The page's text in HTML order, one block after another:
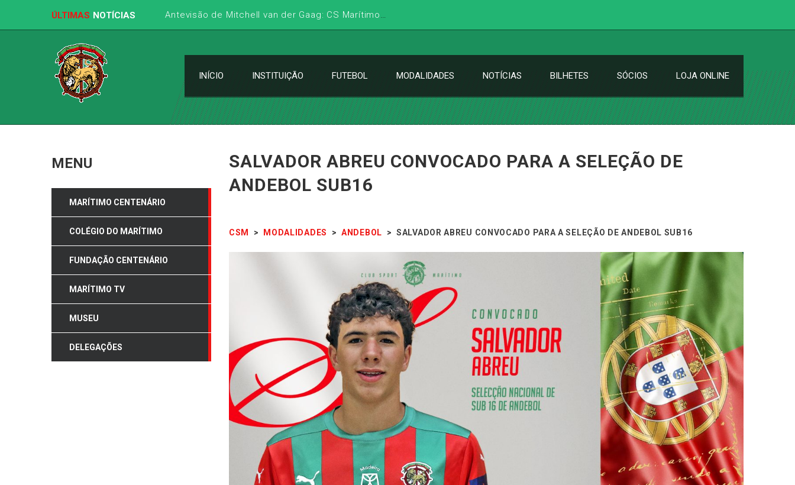
ÚLTIMAS NOTÍCIAS
INÍCIO INSTITUIÇÃO FUTEBOL MODALIDADES NOTÍCIAS BILHETES SÓCIOS LOJA ONLINE
SALVADOR ABREU CONVOCADO PARA A SELEÇÃO DE
ANDEBOL SUB16
CSM > MODALIDADES > ANDEBOL > SALVADOR ABREU CONVOCADO PARA A SELEÇÃO DE ANDEBOL SUB16
MENU
MARÍTIMO CENTENÁRIO
COLÉGIO DO MARÍTIMO
FUNDAÇÃO CENTENÁRIO
MARÍTIMO TV
MUSEU
DELEGAÇÕES